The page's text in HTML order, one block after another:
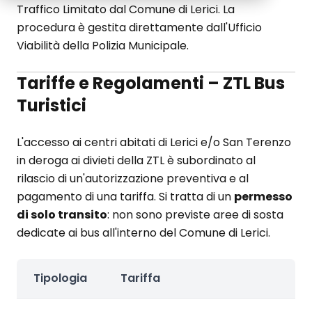
Traffico Limitato dal Comune di Lerici. La
procedura è gestita direttamente dall'Ufficio
Viabilità della Polizia Municipale.
Tariffe e Regolamenti – ZTL Bus
Turistici
L'accesso ai centri abitati di Lerici e/o San Terenzo
in deroga ai divieti della ZTL è subordinato al
rilascio di un'autorizzazione preventiva e al
pagamento di una tariffa. Si tratta di un permesso
di solo transito: non sono previste aree di sosta
dedicate ai bus all'interno del Comune di Lerici.
Tipologia Tariffa